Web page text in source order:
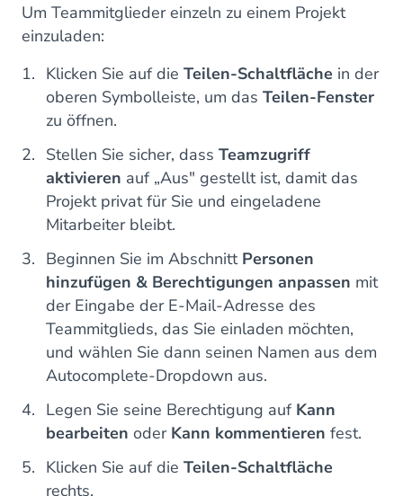
Um Teammitglieder einzeln zu einem Projekt
einzuladen:
Klicken Sie auf die Teilen-Schaltfläche in der
oberen Symbolleiste, um das Teilen-Fenster
zu öffnen.
Stellen Sie sicher, dass Teamzugriff
aktivieren auf „Aus" gestellt ist, damit das
Projekt privat für Sie und eingeladene
Mitarbeiter bleibt.
Beginnen Sie im Abschnitt Personen
hinzufügen & Berechtigungen anpassen mit
der Eingabe der E-Mail-Adresse des
Teammitglieds, das Sie einladen möchten,
und wählen Sie dann seinen Namen aus dem
Autocomplete-Dropdown aus.
Legen Sie seine Berechtigung auf Kann
bearbeiten oder Kann kommentieren fest.
Klicken Sie auf die Teilen-Schaltfläche
rechts.